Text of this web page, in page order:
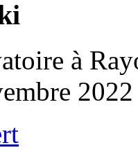
à
2022